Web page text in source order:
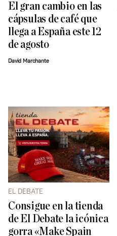
El gran cambio en las
cápsulas de café que
llega a España este 12
de agosto
David Marchante
EL DEBATE
Consigue en la tienda
de El Debate la icónica
gorra «Make Spain